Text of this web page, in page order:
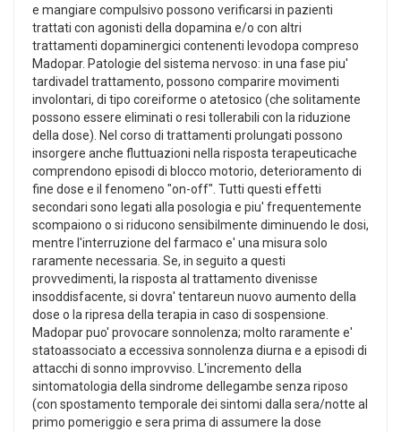
e mangiare compulsivo possono verificarsi in pazienti
trattati con agonisti della dopamina e/o con altri
trattamenti dopaminergici contenenti levodopa compreso
Madopar. Patologie del sistema nervoso: in una fase piu'
tardivadel trattamento, possono comparire movimenti
involontari, di tipo coreiforme o atetosico (che solitamente
possono essere eliminati o resi tollerabili con la riduzione
della dose). Nel corso di trattamenti prolungati possono
insorgere anche fluttuazioni nella risposta terapeuticache
comprendono episodi di blocco motorio, deterioramento di
fine dose e il fenomeno "on-off". Tutti questi effetti
secondari sono legati alla posologia e piu' frequentemente
scompaiono o si riducono sensibilmente diminuendo le dosi,
mentre l'interruzione del farmaco e' una misura solo
raramente necessaria. Se, in seguito a questi
provvedimenti, la risposta al trattamento divenisse
insoddisfacente, si dovra' tentareun nuovo aumento della
dose o la ripresa della terapia in caso di sospensione.
Madopar puo' provocare sonnolenza; molto raramente e'
statoassociato a eccessiva sonnolenza diurna e a episodi di
attacchi di sonno improvviso. L'incremento della
sintomatologia della sindrome dellegambe senza riposo
(con spostamento temporale dei sintomi dalla sera/notte al
primo pomeriggio e sera prima di assumere la dose